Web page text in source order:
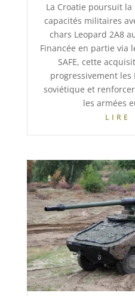
La Croatie poursuit
capacités militaires
chars Leopard 2A8
Financée en partie via
SAFE, cette
progressivement
soviétique et
les armées
LIRE